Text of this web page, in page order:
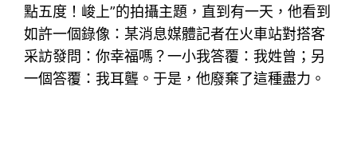
點五度！峻上”的拍攝主題，直到有一天，他看到
如許一個錄像：某消息媒體記者在火車站對搭客
采訪發問：你幸福嗎？一小我答覆：我姓曾；另
一個答覆：我耳聾。于是，他廢棄了這種盡力。